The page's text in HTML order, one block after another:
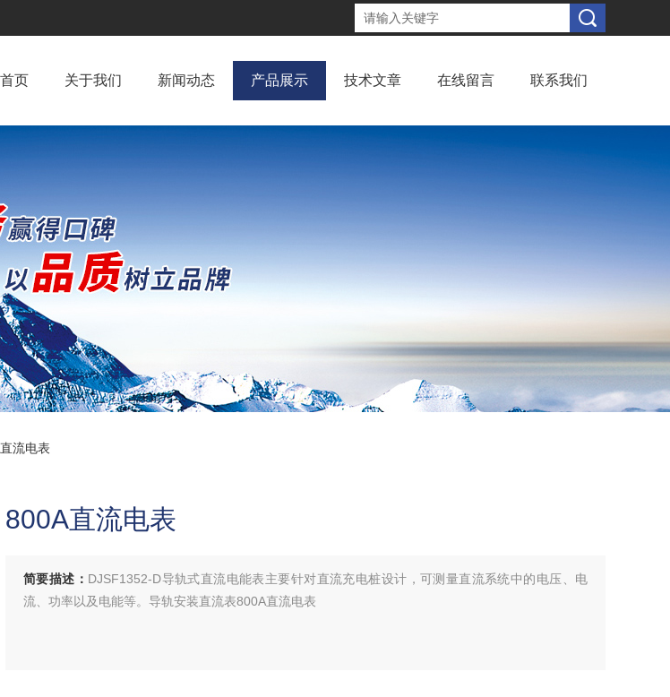
页 关于我们 新闻动态 产品展示 技术文章 在线留言 联系我们
流电表
800A直流电表
简要描述： DJSF1352-D导轨式直流电能表主要针对直流充电桩设计，可测量直流系统中的电压、电
流、功率以及电能等。导轨安装直流表800A直流电表